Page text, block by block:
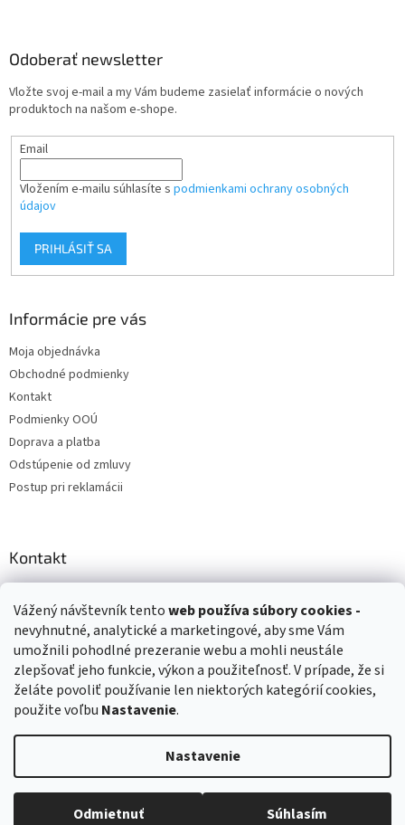
Vážený návštevník tentoweb používasúbory cookies -
nevyhnutné, analytické a marketingové, aby sme Vám
umožnili pohodlné prezeranie webu a mohli neustále
zlepšovať jeho funkcie, výkon a použiteľnosť. V prípade, že si
želáte povoliť používanie len niektorých kategórií cookies,
použite voľbu Nastavenie.
Nastavenie
Odmietnuť Súhlasím
Odoberať newsletter
Vložte svoj e-mail a my Vám budeme zasielať informácie o nových
produktoch na našom e-shope.
Email
Vložením e-mailu súhlasíte s podmienkami ochrany osobných
údajov
PRIHLÁSIŤ SA
Informácie pre vás
Moja objednávka
Obchodné podmienky
Kontakt
Podmienky OOÚ
Doprava a platba
Odstúpenie od zmluvy
Postup pri reklamácii
Kontakt
+421 903 144 673
Copyright 2026ZuziHračky.sk. Všetky práva vyhradené.Upraviť
nastavenie cookies